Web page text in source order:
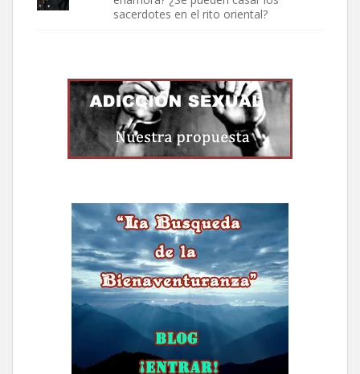
sacerdotes en el rito oriental?